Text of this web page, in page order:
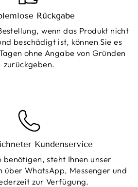
Rückgabe
wenn das Produkt nicht
beschädigt ist, können Sie es
ohne Angabe von Gründen
zurückgeben.
Kundenservice
benötigen, steht Ihnen unser
über WhatsApp, Messenger und
zur Verfügung.